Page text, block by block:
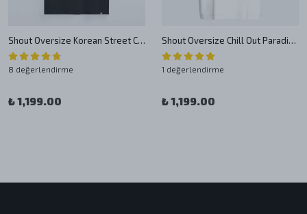
Shout Oversize Korean Street Culture Unisex T-Shirt
8 değerlendirme
₺ 1,199.00
Shout Oversize Chill Out Paradise Unisex T-Shirt
1 değerlendirme
₺ 1,199.00